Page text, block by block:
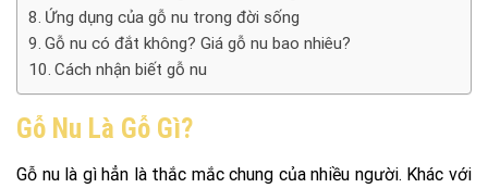
Ứng dụng của gỗ nu trong đời sống
Gỗ nu có đắt không? Giá gỗ nu bao nhiêu?
Cách nhận biết gỗ nu
Gỗ Nu Là Gỗ Gì?
Gỗ nu là gì hẳn là thắc mắc chung của nhiều người. Khác với